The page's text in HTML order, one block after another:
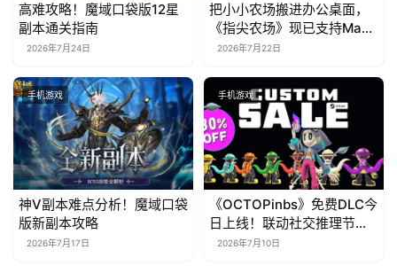
高难攻略！魔域口袋版12星
副本通关指南
2026年7月24日
把小小农场搬进办公桌面，
《指尖农场》现已支持Mac
系统！
2026年7月22日
手机游戏
神V副本难点分析！魔域口袋
版新副本攻略
2026年7月17日
手机游戏
《OCTOPinbs》免费DLC今
日上线！联动社交推理节限
时7折
2026年7月10日